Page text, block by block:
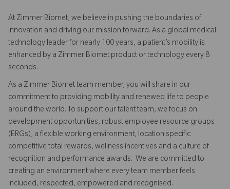
At Zimmer Biomet, we believe in pushing the boundaries of
innovation and driving our mission forward. As a global medical
technology leader for nearly 100 years, a patient’s mobility is
enhanced by a Zimmer Biomet product or technology every 8
seconds.
As a Zimmer Biomet team member, you will share in our
commitment to providing mobility and renewed life to people
around the world. To support our talent team, we focus on
development opportunities, robust employee resource groups
(ERGs), a flexible working environment, location specific
competitive total rewards, wellness incentives and a culture of
recognition and performance awards. We are committed to
creating an environment where every team member feels
included, respected, empowered and recognised.